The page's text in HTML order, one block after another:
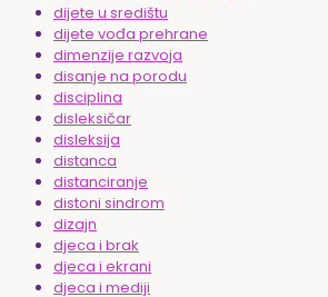
dijete u središtu
dijete vođa prehrane
dimenzije razvoja
disanje na porodu
disciplina
disleksičar
disleksija
distanca
distanciranje
distoni sindrom
dizajn
djeca i brak
djeca i ekrani
djeca i mediji